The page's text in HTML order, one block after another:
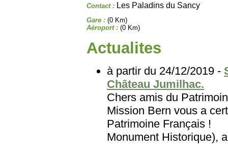
Contact : Les Paladins du Sancy
Gare : (0 Km)
Aéroport : (0 Km)
Actualites
à partir du 24/12/2019 -
Château Jumilhac.
Chers amis du
Mission Bern vous a
Patrimoine
Monument Historique),